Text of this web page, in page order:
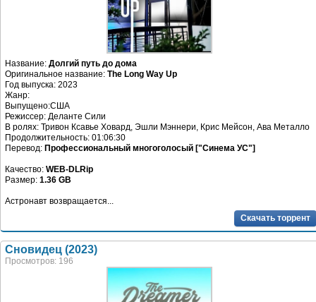
Название: Долгий путь до дома
Оригинальное название: The Long Way Up
Год выпуска: 2023
Жанр:
Выпущено:США
Режиссер: Деланте Сили
В ролях: Тривон Ксавье Ховард, Эшли Мэннери, Крис Мейсон, Ава Металло
Продолжительность: 01:06:30
Перевод: Профессиональный многоголосый ["Синема УС"]
Качество: WEB-DLRip
Размер: 1.36 GB
Астронавт возвращается...
Скачать торрент
Сновидец (2023)
Просмотров: 196